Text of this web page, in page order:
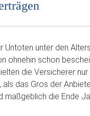
Untoten unter den
ohnehin schon
die Versicherer
das Gros der
maßgeblich die Ende